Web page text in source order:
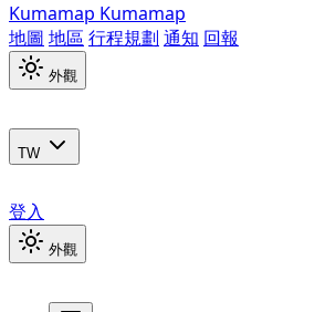
Kumamap Kumamap
地圖 地區 行程規劃 通知 回報
外觀
TW
登入
外觀